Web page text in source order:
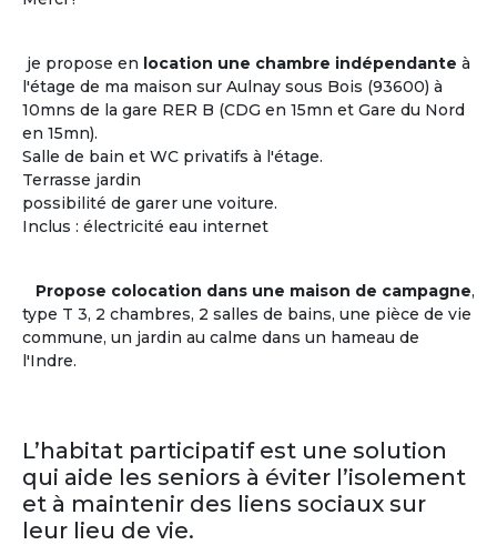
je propose en location une chambre indépendante à
l'étage de ma maison sur Aulnay sous Bois (93600) à
10mns de la gare RER B (CDG en 15mn et Gare du Nord
en 15mn).
Salle de bain et WC privatifs à l'étage.
Terrasse jardin
possibilité de garer une voiture.
Inclus : électricité eau internet
Propose colocation dans une maison de campagne,
type T 3, 2 chambres, 2 salles de bains, une pièce de vie
commune, un jardin au calme dans un hameau de
l'Indre.
L’habitat participatif est une solution
qui aide les seniors à éviter l’isolement
et à maintenir des liens sociaux sur
leur lieu de vie.
trouver« les bonnes personnes » avec qui
l'occuper...
Les clés d'un projet de colocation réussi
entre seniors : avoir certains centres
d'intérêts en commun !
Centres d'intérêts des + de 60 ans
Littérature
(55%)
Histoire
(53%)
Cinéma(40%)
sportives
(38%)
Théâtre
Cuisine
(26%)